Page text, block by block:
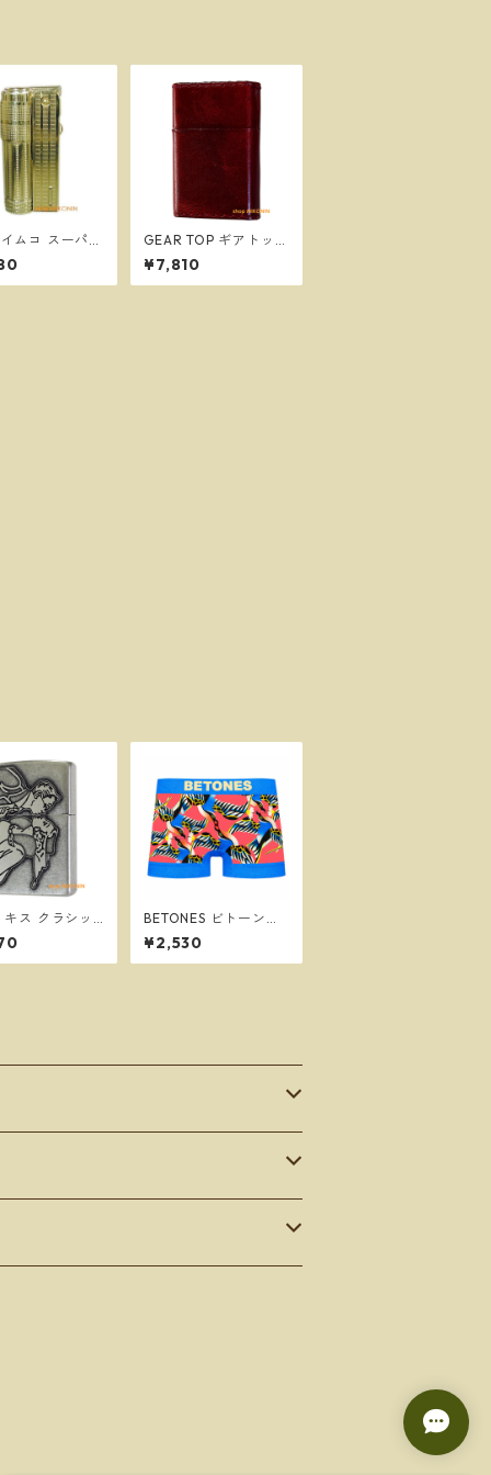
ムコ スーパー
リント式 オ
ター 復刻版
GEAR TOP ギアトップ
ライター レッド 革巻
き 日本製 オイルライ
ター GT5-06
¥7,810
キス クラシッ
SV クローム
仕上げ ウィン
ッポー
BETONES ビトーンズ
CRANE BLOOM BLUE
メンズ フリーサイズ
ボクサーパンツ ※ネコ
¥2,530